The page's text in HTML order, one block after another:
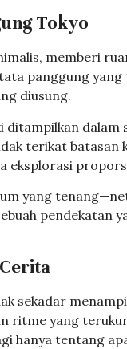
Tokyo
memberi
panggung
diusung.
ditampilkan
terikat
eksplorasi
yang
pendekatan
sekadar
ritme yang
hanya tentang